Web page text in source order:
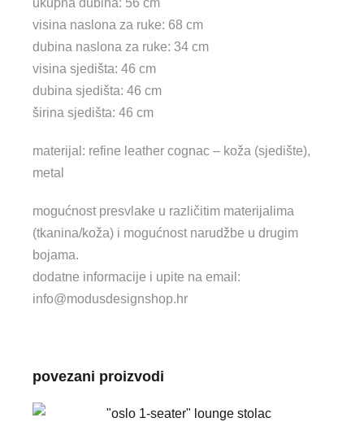
ukupna dubina: 56 cm
visina naslona za ruke: 68 cm
dubina naslona za ruke: 34 cm
visina sjedišta: 46 cm
dubina sjedišta: 46 cm
širina sjedišta: 46 cm
materijal: refine leather cognac – koža (sjedište),
metal
mogućnost presvlake u različitim materijalima
(tkanina/koža) i mogućnost narudžbe u drugim
bojama.
dodatne informacije i upite na email:
info@modusdesignshop.hr
povezani proizvodi